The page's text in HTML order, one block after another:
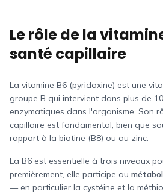
Le rôle de la
santé capillaire
La vitamine B6 (pyridoxine) est une
groupe B qui intervient dans plus de
enzymatiques dans l'organisme. Son
capillaire est fondamental, bien que
rapport à la biotine (B8) ou au zinc.
La B6 est essentielle à trois niveaux
premièrement, elle participe au
— en particulier la cystéine et la